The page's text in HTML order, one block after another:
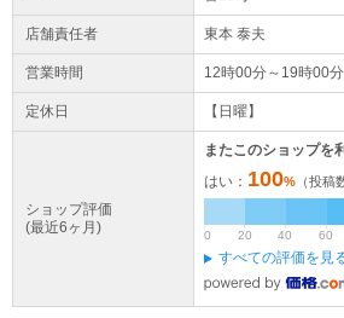
店舗責任者 東本 泰夫
営業時間 12時00分～19時00分
定休日 【日曜】
ショップ評価
(最近6ヶ月)
またこのショップを
はい： 100% （投稿
0 20 40 60
すべての評価を見